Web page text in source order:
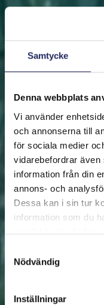
Samtycke
Denna webbplats
Vi använder
och annonserna till
för sociala medier
vidarebefordrar även
information från din
annons- och
Dessa kan i sin tur
information som du
Nödvändig
Inställningar
FRAMSIDAN
Hjälp oss att
räddade biten som